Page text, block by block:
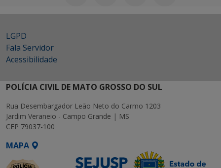
LGPD
Fala Servidor
Acessibilidade
POLÍCIA CIVIL DE MATO GROSSO DO SUL
Rua Desembargador Leão Neto do Carmo 1203
Jardim Veraneio - Campo Grande | MS
CEP 79037-100
MAPA